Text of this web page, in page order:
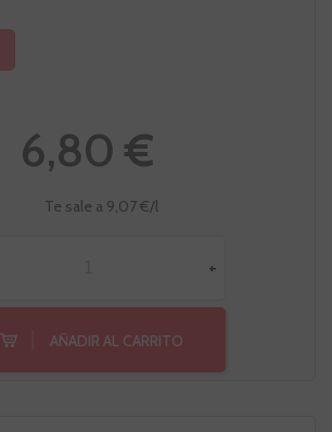
6,80 €
Te sale a 9,07 €/l
+
AÑADIR AL CARRITO